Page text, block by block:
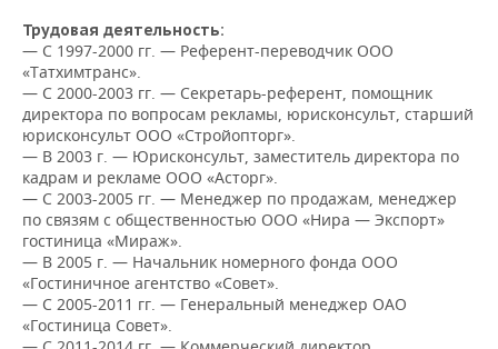
ВОДНЫЕ ВИДЫ СПОРТА
ХОККЕЙ С МЯЧОМ
ОБРАЗОВАНИЕ
ПРОИСШЕСТВИЯ
Трудовая деятельность:
— С 1997-2000 гг. — Референт-переводчик ООО
«Татхимтранс».
— С 2000-2003 гг. — Секретарь-референт, помощник
директора по вопросам рекламы, юрисконсульт, старший
юрисконсульт ООО «Стройопторг».
— В 2003 г. — Юрисконсульт, заместитель директора по
кадрам и рекламе ООО «Асторг».
— С 2003-2005 гг. — Менеджер по продажам, менеджер
по связям с общественностью ООО «Нира — Экспорт»
гостиница «Мираж».
— В 2005 г. — Начальник номерного фонда ООО
«Гостиничное агентство «Совет».
— С 2005-2011 гг. — Генеральный менеджер ОАО
«Гостиница Совет».